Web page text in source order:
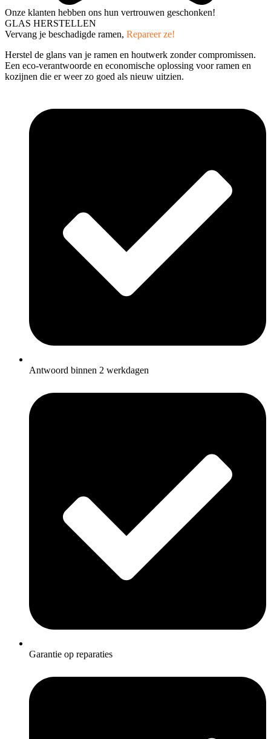
Onze klanten hebben ons hun vertrouwen geschonken!
GLAS HERSTELLEN
Vervang je beschadigde ramen, Repareer ze!
Herstel de glans van je ramen en houtwerk zonder compromissen.
Een eco-verantwoorde en economische oplossing voor ramen en
kozijnen die er weer zo goed als nieuw uitzien.
Antwoord binnen 2 werkdagen
Garantie op reparaties